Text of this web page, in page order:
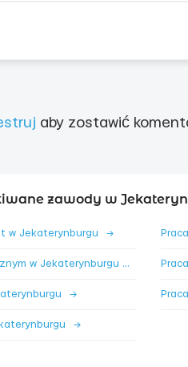
aby zostawić
zawody w
w Jekaterynburgu →
Praca Pracownikiem fizycznym w Jekaterynburgu→
→
→